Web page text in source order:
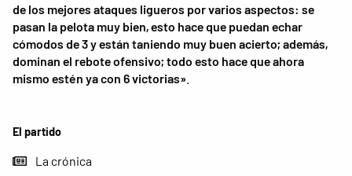
El partido
La crónica
de los mejores ataques ligueros por varios aspectos: se
pasan la pelota muy bien, esto hace que puedan echar
cómodos de 3 y están taniendo muy buen acierto; además,
dominan el rebote ofensivo; todo esto hace que ahora
mismo estén ya con 6 victorias»